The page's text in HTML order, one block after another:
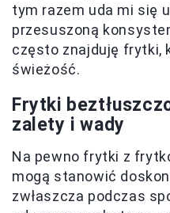
tym razem uda mi się
przesuszoną
często znajduję frytki,
świeżość.
Frytki
zalety i wady
Na pewno frytki z
mogą stanowić
zwłaszcza podczas